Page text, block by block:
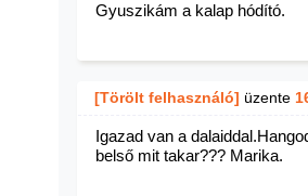
Gyuszikám a kalap hódító.
[Törölt felhasználó] üzente
Igazad van a
belső mit takar??? Marika.